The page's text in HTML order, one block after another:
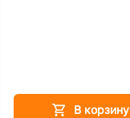
В корзину